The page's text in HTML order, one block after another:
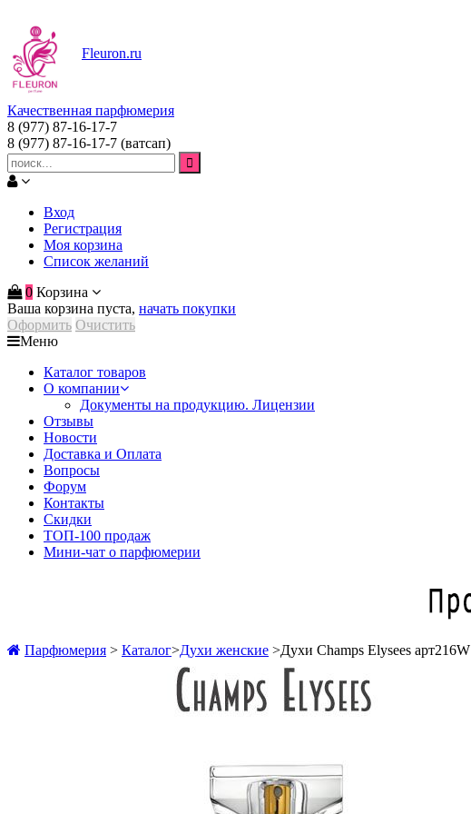
Fleuron.ru
Качественная парфюмерия
8 (977) 87-16-17-7
8 (977) 87-16-17-7 (ватсап)
Вход
Регистрация
Моя корзина
Список желаний
0 Корзина
Ваша корзина пуста, начать покупки
Оформить Очистить
Меню
Каталог товаров
О компании
Документы на продукцию. Лицензии
Отзывы
Новости
Доставка и Оплата
Вопросы
Форум
Контакты
Скидки
ТОП-100 продаж
Мини-чат о парфюмерии
Парфюмерия > Каталог>Духи женские >Духи Champs Elysees арт216W